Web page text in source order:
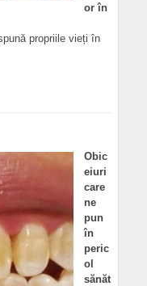
or în
propriile vieți în
Obic
eiuri
care
ne
pun
în
peric
ol
sănăt